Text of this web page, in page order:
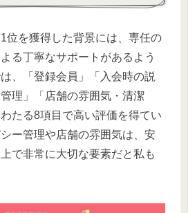
位を獲得した背景には、専任の
る丁寧なサポートがあるよう
、「登録会員」「入会時の説
理」「店舗の雰囲気・清潔
たる8項目で高い評価を得てい
ー管理や店舗の雰囲気は、安
で非常に大切な要素だと私も